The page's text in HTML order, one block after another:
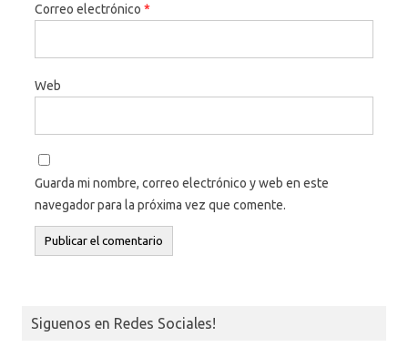
Correo electrónico *
Web
Guarda mi nombre, correo electrónico y web en este
navegador para la próxima vez que comente.
Siguenos en Redes Sociales!